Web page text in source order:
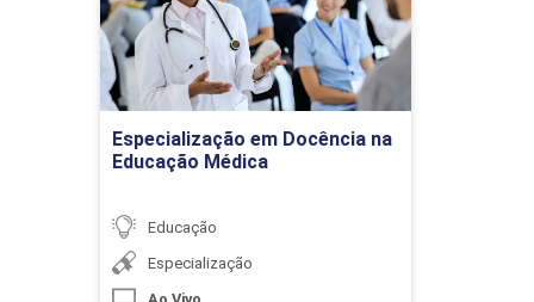
Especialização em Docência na
Educação Médica
Educação
Especialização
Detalhes do curso